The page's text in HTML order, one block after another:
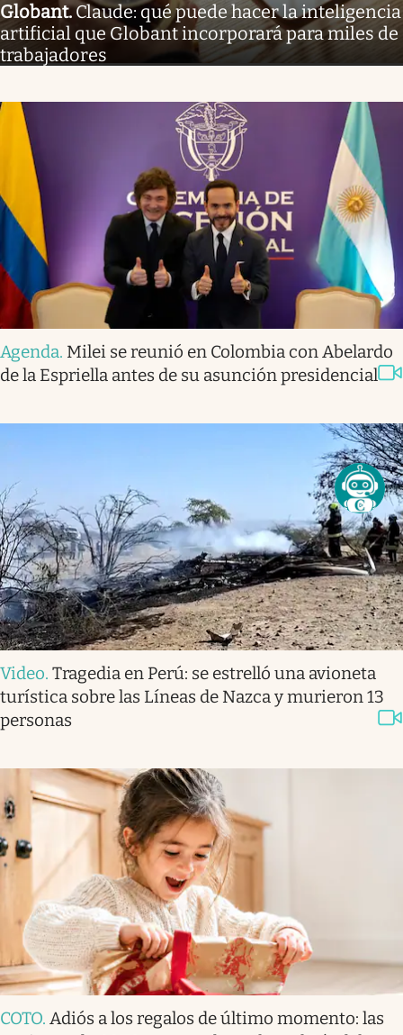
Globant.Claude: qué puede hacer la inteligencia
artificial que Globant incorporará para miles de
trabajadores
Agenda. Milei se reunió en Colombia con Abelardo
de la Espriella antes de su asunción presidencial
Video. Tragedia en Perú: se estrelló una avioneta
turística sobre las Líneas de Nazca y murieron 13
personas
COTO. Adiós a los regalos de último momento: las